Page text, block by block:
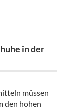
in der
müssen
den hohen